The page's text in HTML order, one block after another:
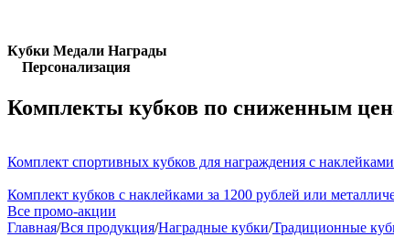
Кубки Медали Награды
Персонализация
Комплекты кубков по сниженным
Комплект спортивных кубков для награждения с
Комплект кубков с наклейками за 1200 рублей или
Все промо-акции
Главная/Вся продукция/Наградные кубки/Традиционные